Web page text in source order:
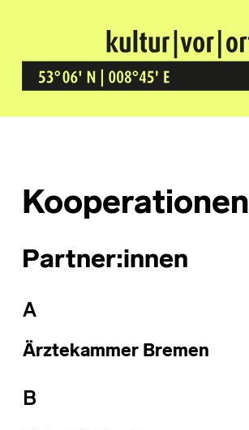
Kultur Vor Ort
BREMEN GRÖPELINGEN
Kooperationen
Partner:innen
A
Ärztekammer Bremen
B